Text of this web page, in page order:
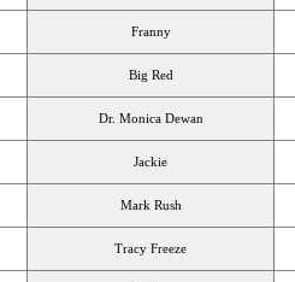
Franny
Big Red
Dr. Monica Dewan
Jackie
Mark Rush
Tracy Freeze